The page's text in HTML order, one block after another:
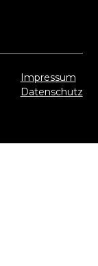
Impressum
Datenschutz